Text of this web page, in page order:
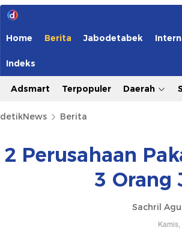
Home Berita Jabodetabek
Indeks
Adsmart Terpopuler Daerah
detikNews Berita
2 Perusahaan
3 Orang
Sachril